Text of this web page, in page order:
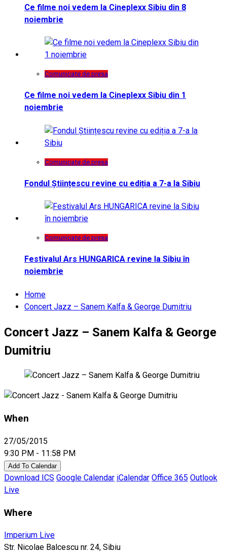
Ce filme noi vedem la Cineplexx Sibiu din 8
noiembrie
Comunicate de presa
Ce filme noi vedem la Cineplexx Sibiu din 1
noiembrie
Comunicate de presa
Fondul Științescu revine cu ediția a 7-a la Sibiu
Comunicate de presa
Festivalul Ars HUNGARICA revine la Sibiu în
noiembrie
Home
Concert Jazz – Sanem Kalfa & George Dumitriu
Concert Jazz – Sanem Kalfa & George
Dumitriu
When
27/05/2015
9:30 PM - 11:58 PM
Add To Calendar
Download ICS Google Calendar iCalendar Office 365 Outlook
Live
Where
Imperium Live
Str. Nicolae Balcescu nr. 24, Sibiu